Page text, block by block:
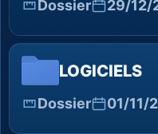
Dossier 29/12/
LOGICIELS
Dossier 01/11/